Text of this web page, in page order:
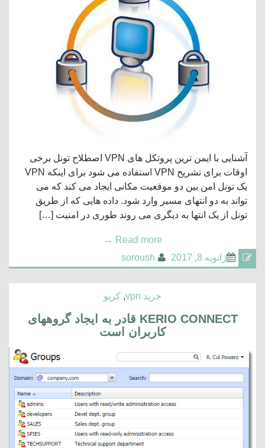
آشنایی با ایمن ترین پروتکل های VPN اصطلاح تونل برخی
اوقات برای تشریح VPN استفاده می شود برای اینکه VPN
یک تونل امن بین دو موقعیت مکانی ایجاد می کند که می
تواند به دو انتهای مسیر وارد شود. داده هایی که از طریق
تونل از یک انتها به دیگری می روند طوری در امنیت […]
Read more
→
ژانویه 8, 2017
soroush
خرید vpn , کریو
KERIO CONNECT قادر به ایجاد گروههای
کاربران است